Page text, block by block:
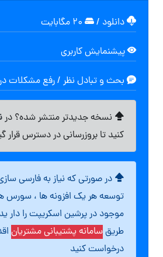
دانلود /
پیشنمایش کاربری
بحث و تبادل نظر / رفع مشکلات
نسخه جدیدتر منتشر شده؟ در
کنید تا بروزرسانی در دسترس قرار
در صورتی که نیاز به فارسی
توسعه هر یک افزونه ها ، سورس
موجود در پرشین اسکریپت را دار
طریقسامانه پشتیبانی مشتریان
درخواست کنید